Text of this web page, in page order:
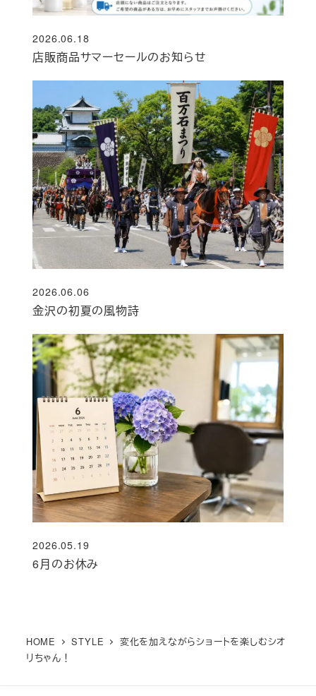
店販商品サマーセールのお知らせ
投稿日
2026.06.18
金沢の初夏の風物詩
投稿日
2026.06.06
6月のお休み
投稿日
2026.05.19
HOME STYLE
変化を加えながらショートを楽しむシオ
リちゃん！